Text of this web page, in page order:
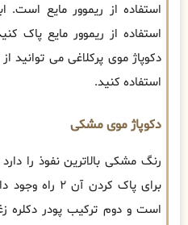
استفاده از ریموور مایع است.
استفاده از ریموور مایع پاک
دکوپاژ موی پرکلاغی می
استفاده کنید.
دکوپاژ موی مشکی
رنگ مشکی بالاترین نفوذ را
برای پاک کردن